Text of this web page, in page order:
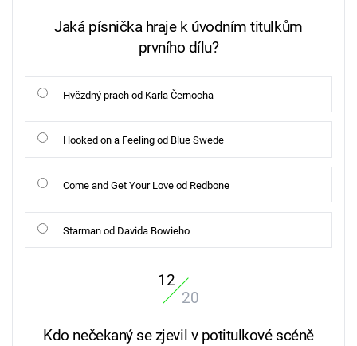
Jaká písnička hraje k úvodním titulkům
prvního dílu?
Hvězdný prach od Karla Černocha
Hooked on a Feeling od Blue Swede
Come and Get Your Love od Redbone
Starman od Davida Bowieho
12
20
Kdo nečekaný se zjevil v potitulkové scéně